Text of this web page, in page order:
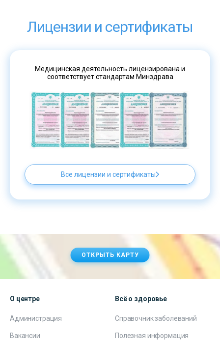
Лицензии и сертификаты
Медицинская деятельность лицензирована и
соответствует стандартам Минздрава
Все лицензии и сертификаты
ОТКРЫТЬ КАРТУ
О центре
Администрация
Вакансии
Всё о здоровье
Справочник заболеваний
Полезная информация